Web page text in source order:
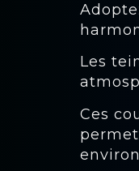
Les
Ces